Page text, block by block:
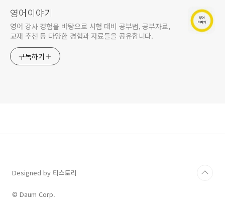
영어이야기
영어 강사 경험을 바탕으로 시험 대비 공부법, 공부자료,
교재 추천 등 다양한 경험과 자료들을 공유합니다.
구독하기
Designed by 티스토리
© Daum Corp.